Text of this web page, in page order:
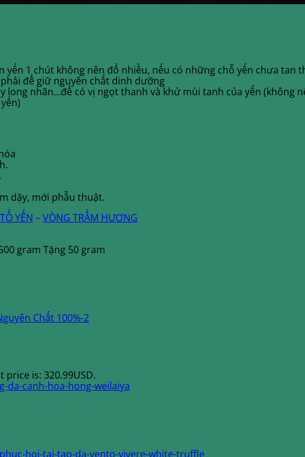
yến 1 chút không nên đổ nhiều, nếu có những chỗ yến chưa tan
để giữ nguyên chất dinh dưỡng
long nhãn…để có vị ngọt thanh và khử mùi tanh của yến (không
dậy, mới phẫu thuật.
TỔ YẾN –VÒNG TRẦM HƯƠNG
gram Tặng 50 gram
price is: 320.99USD.